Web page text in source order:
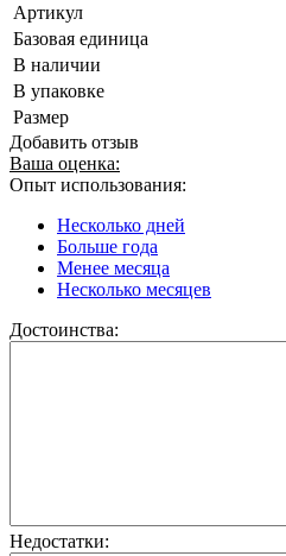
Артикул
Базовая единица
В наличии
В упаковке
Размер
Добавить отзыв
Ваша оценка:
Опыт использования:
Несколько дней
Больше года
Менее месяца
Несколько месяцев
Достоинства:
Недостатки: